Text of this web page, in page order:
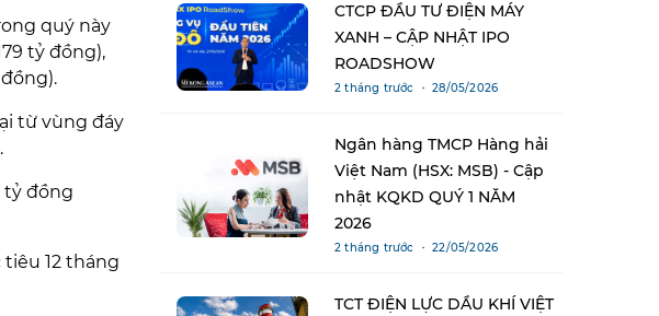
quý này
tỷ đồng),
từ vùng đáy
tỷ đồng
12 tháng
CTCP ĐẦU TƯ ĐIỆN MÁY
XANH – CẬP NHẬT IPO
ROADSHOW
2 tháng trước ・ 28/05/2026
Ngân hàng TMCP Hàng hải
Việt Nam (HSX: MSB) - Cập
nhật KQKD QUÝ 1 NĂM
2026
2 tháng trước ・ 22/05/2026
TCT ĐIỆN LỰC DẦU KHÍ VIỆT